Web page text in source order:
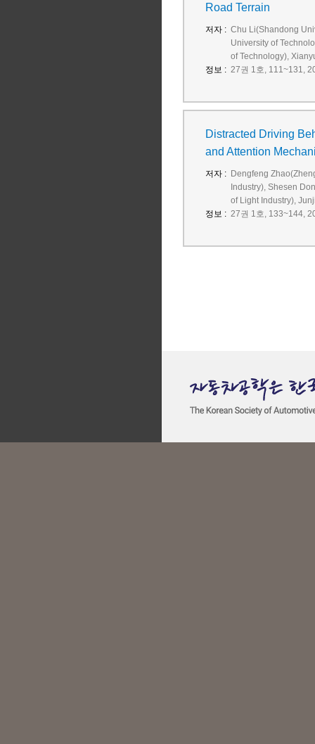
Road Terrain
저자 : Chu Li(Shandong
University of
of Technology),
정보 : 27권 1호, 111~131,
Distracted Driving
and Attention
저자 : Dengfeng
Industry), Shesen
of Light Industry),
정보 : 27권 1호, 133~144,